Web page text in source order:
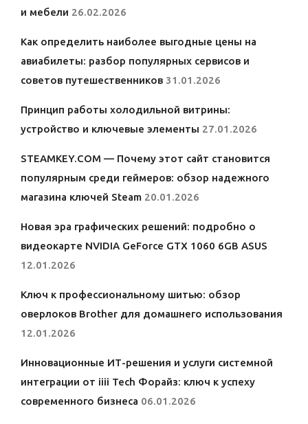
и мебели 26.02.2026
Как определить наиболее выгодные цены на
авиабилеты: разбор популярных сервисов и
советов путешественников 31.01.2026
Принцип работы холодильной витрины:
устройство и ключевые элементы 27.01.2026
STEAMKEY.COM — Почему этот сайт становится
популярным среди геймеров: обзор надежного
магазина ключей Steam 20.01.2026
Новая эра графических решений: подробно о
видеокарте NVIDIA GeForce GTX 1060 6GB ASUS
12.01.2026
Ключ к профессиональному шитью: обзор
оверлоков Brother для домашнего использования
12.01.2026
Инновационные ИТ-решения и услуги системной
интеграции от iiii Tech Форайз: ключ к успеху
современного бизнеса 06.01.2026